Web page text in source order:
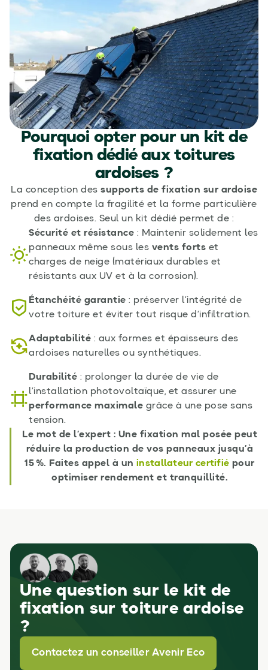
Pourquoi opter pour un kit de
fixation dédié aux toitures
ardoises ?
La conception des supports de fixation sur ardoise
prend en compte la fragilité et la forme particulière
des ardoises. Seul un kit dédié permet de :
Sécurité et résistance : Maintenir solidement les
panneaux même sous les vents forts et
charges de neige (matériaux durables et
résistants aux UV et à la corrosion).
Étanchéité garantie : préserver l’intégrité de
votre toiture et éviter tout risque d’infiltration.
Adaptabilité : aux formes et épaisseurs des
ardoises naturelles ou synthétiques.
Durabilité : prolonger la durée de vie de
l’installation photovoltaïque, et assurer une
performance maximale grâce à une pose sans
tension.
Le mot de l’expert : Une fixation mal posée peut
réduire la production de vos panneaux jusqu’à
15 %. Faites appel à uninstallateur certifié pour
optimiser rendement et tranquillité.
Une question sur le kit de
fixation sur toiture ardoise
?
Contactez un conseiller Avenir Eco